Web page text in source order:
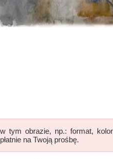
tym obrazie, np.: format,
na Twoją prośbę.